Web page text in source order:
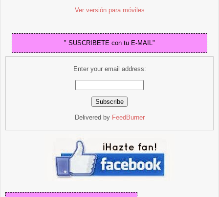
Ver versión para móviles
" SUSCRIBETE con tu E-MAIL"
Enter your email address:
Delivered by FeedBurner